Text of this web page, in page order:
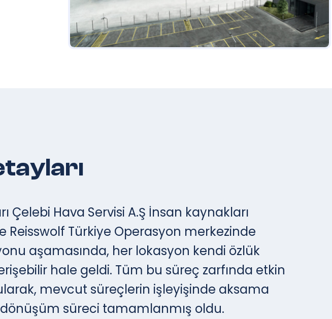
Hava Servisi A.Ş İnsan kaynakları
Reisswolf Türkiye Operasyon merkezinde
aşamasında, her lokasyon kendi özlük
erişebilir hale geldi. Tüm bu süreç zarfında etkin
mevcut süreçlerin işleyişinde aksama
süreci tamamlanmış oldu.